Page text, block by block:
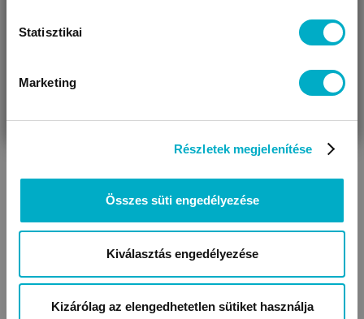
Statisztikai
Marketing
Részletek megjelenítése
Összes süti engedélyezése
Kiválasztás engedélyezése
Kizárólag az elengedhetetlen sütiket használja
LAROUSSE
VÁRANDÓS
AJÁNDÉKOT